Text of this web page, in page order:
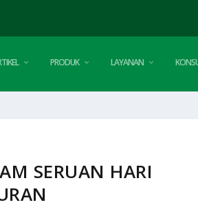
PRODUK LAYANAN
SERUAN HARI